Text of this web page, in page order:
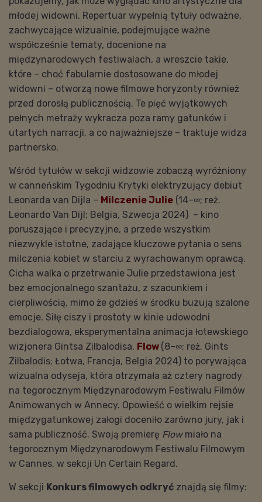
młodej widowni. Repertuar wypełnią tytuły odważne,
zachwycające wizualnie, podejmujące ważne
współcześnie tematy, docenione na
międzynarodowych festiwalach, a wreszcie takie,
które – choć fabularnie dostosowane do młodej
widowni – otworzą nowe filmowe horyzonty również
przed dorosłą publicznością. Te pięć wyjątkowych
pełnych metraży wykracza poza ramy gatunków i
utartych narracji, a co najważniejsze – traktuje widza
partnersko.
Wśród tytułów w sekcji widzowie zobaczą wyróżniony
w canneńskim Tygodniu Krytyki elektryzujący debiut
Leonarda van Dijla – Milczenie Julie (14–∞; reż.
Leonardo Van Dijl; Belgia, Szwecja 2024) – kino
poruszające i precyzyjne, a przede wszystkim
niezwykle istotne, zadające kluczowe pytania o sens
milczenia kobiet w starciu z wyrachowanym oprawcą.
Cicha walka o przetrwanie Julie przedstawiona jest
bez emocjonalnego szantażu, z szacunkiem i
cierpliwością, mimo że gdzieś w środku buzują szalone
emocje. Siłę ciszy i prostoty w kinie udowodni
bezdialogowa, eksperymentalna animacja łotewskiego
wizjonera Gintsa Zilbalodisa. Flow (8–∞; reż. Gints
Zilbalodis; Łotwa, Francja, Belgia 2024) to porywająca
wizualna odyseja, która otrzymała aż cztery nagrody
na tegorocznym Międzynarodowym Festiwalu Filmów
Animowanych w Annecy. Opowieść o wielkim rejsie
międzygatunkowej załogi doceniło zarówno jury, jak i
sama publiczność. Swoją premierę Flow miało na
tegorocznym Międzynarodowym Festiwalu Filmowym
w Cannes, w sekcji Un Certain Regard.
W sekcji Konkurs filmowych odkryć znajdą się filmy: